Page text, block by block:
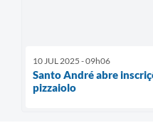
10 JUL 2025 - 09h06
Santo André abre
pizzaiolo